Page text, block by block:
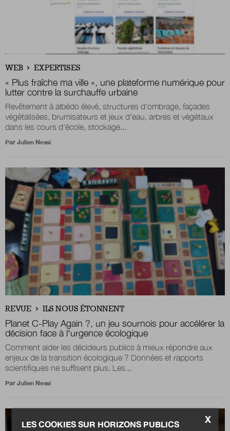
WEB EXPERTISES
« Plus fraîche ma ville », une plateforme numérique pour
lutter contre la surchauffe urbaine
Revêtement à albédo élevé, structures d'ombrage, façades
végétalisées, brumisateurs et jeux d'eau, arbres et végétaux
dans les cours d'école, stockage...
Par Julien Nessi
REVUE ILS NOUS ÉTONNENT
Planet C-Play Again ?, un jeu sournois pour accélérer la
décision face à l'urgence écologique
Comment aider les décideurs publics à mieux répondre aux
enjeux de la transition écologique ? Données et rapports
scientifiques ne suffisent plus. Les...
Par Julien Nessi
X
LES COOKIES SUR HORIZONS PUBLICS